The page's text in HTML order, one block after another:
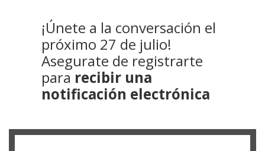
¡Únete a la conversación el
próximo 27 de julio!
Asegurate de registrarte
para recibir una
notificación electrónica